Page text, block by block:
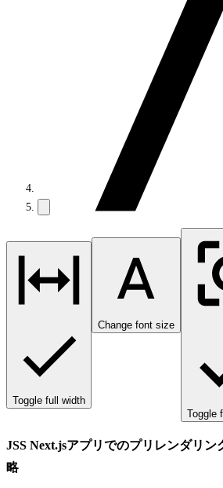
Toggle full width
Change font size
Toggle
JSS Next.jsアプリでのプリレンダリ
略